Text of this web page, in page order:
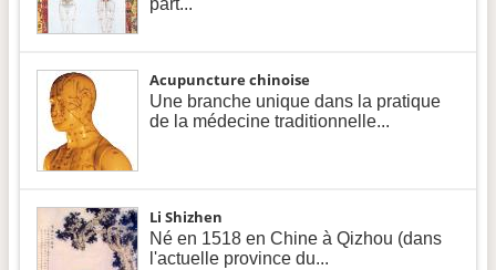
part...
Acupuncture chinoise
Une branche unique dans la pratique
de la médecine traditionnelle...
Li Shizhen
Né en 1518 en Chine à Qizhou (dans
l'actuelle province du...